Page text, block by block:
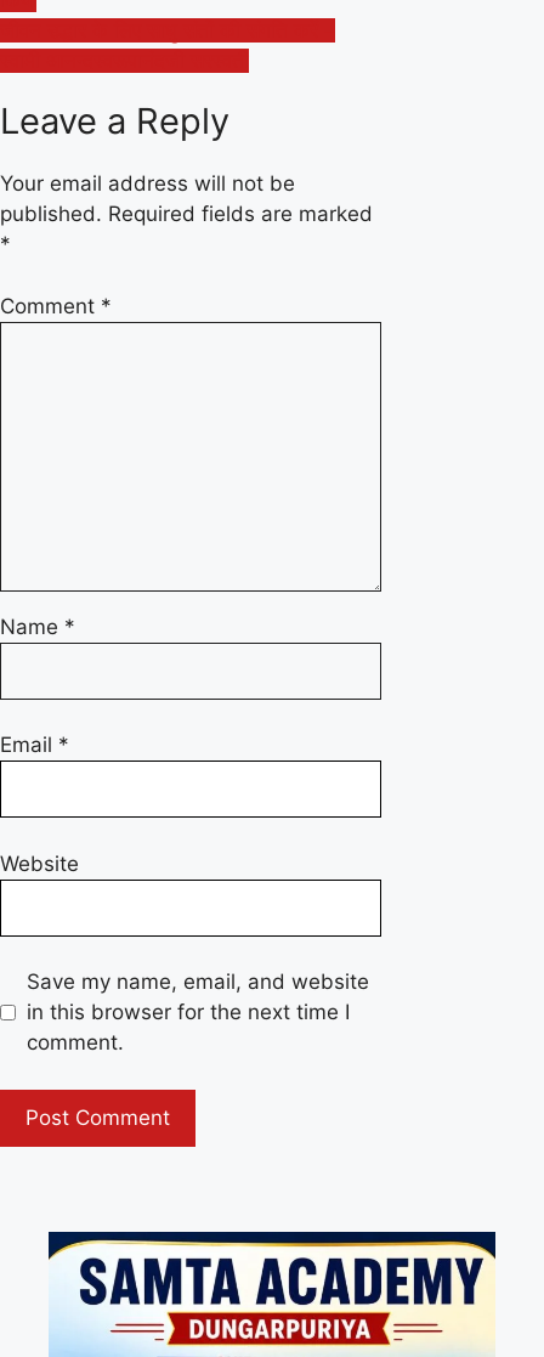
navigation
Leave a Reply
Your email address will not be
published. Required fields are marked
*
Comment *
Name *
Email *
Website
Save my name, email, and website
in this browser for the next time I
comment.